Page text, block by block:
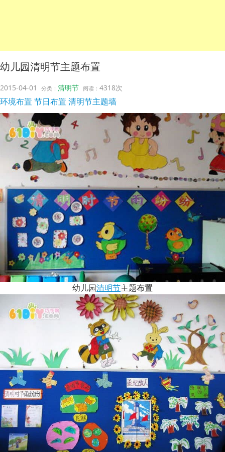
幼儿园清明节主题布置
2015-04-01 分类： 清明节 阅读： 4318次
环境布置 节日布置 清明节主题墙
幼儿园清明节主题布置